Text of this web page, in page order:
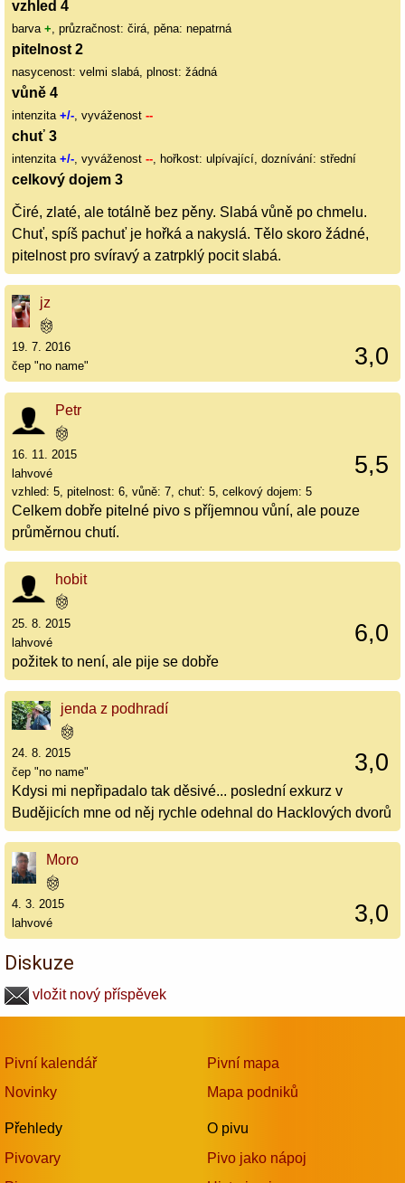
vzhled 4
barva +, průzračnost: čirá, pěna: nepatrná
pitelnost 2
nasycenost: velmi slabá, plnost: žádná
vůně 4
intenzita +/-, vyváženost --
chuť 3
intenzita +/-, vyváženost --, hořkost: ulpívající, doznívání: střední
celkový dojem 3
Čiré, zlaté, ale totálně bez pěny. Slabá vůně po chmelu.
Chuť, spíš pachuť je hořká a nakyslá. Tělo skoro žádné,
pitelnost pro svíravý a zatrpklý pocit slabá.
jz
3,0
19. 7. 2016
čep "no name"
Petr
5,5
16. 11. 2015
lahvové
vzhled: 5, pitelnost: 6, vůně: 7, chuť: 5, celkový dojem: 5
Celkem dobře pitelné pivo s příjemnou vůní, ale pouze
průměrnou chutí.
hobit
6,0
25. 8. 2015
lahvové
požitek to není, ale pije se dobře
jenda z podhradí
3,0
24. 8. 2015
čep "no name"
Kdysi mi nepřipadalo tak děsivé... poslední exkurz v
Budějicích mne od něj rychle odehnal do Hacklových dvorů
Moro
3,0
4. 3. 2015
lahvové
Diskuze
vložit nový příspěvek
Pivní kalendář
Novinky
Přehledy
Pivovary
Pivní mapa
Mapa podniků
O pivu
Pivo jako nápoj